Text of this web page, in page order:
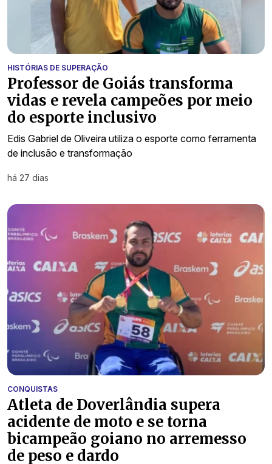
HISTÓRIAS DE SUPERAÇÃO
Professor de Goiás transforma
vidas e revela campeões por meio
do esporte inclusivo
Edis Gabriel de Oliveira utiliza o esporte como ferramenta
de inclusão e transformação
há 27 dias
CONQUISTAS
Atleta de Doverlândia supera
acidente de moto e se torna
bicampeão goiano no arremesso
de peso e dardo